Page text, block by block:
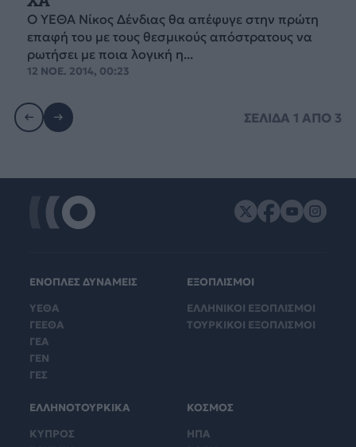
Ο ΥΕΘΑ Νίκος Δένδιας θα απέφυγε στην πρώτη
επαφή του με τους θεσμικούς απόστρατους να
ρωτήσει με ποια λογική η...
12 ΝΟΕ. 2014, 00:23
ΣΕΛΙΔΑ1 ΑΠΟ 3
ΕΝΟΠΛΕΣ ΔΥΝΑΜΕΙΣ
ΥΕΘΑ
ΓΕΕΘΑ
ΓΕΑ
ΓΕΝ
ΓΕΣ
ΕΞΟΠΛΙΣΜΟΙ
ΕΛΛΗΝΙΚΟΙ ΕΞΟΠΛΙΣΜΟΙ
ΤΟΥΡΚΙΚΟΙ ΕΞΟΠΛΙΣΜΟΙ
ΕΛΛΗΝΟΤΟΥΡΚΙΚΑ
ΚΥΠΡΟΣ
ΚΟΣΜΟΣ
ΗΠΑ